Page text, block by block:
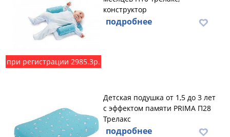
при регистрации 2985.3р.
конструктор
подробнее
Детская подушка от 1,5 до 3 лет
с эффектом памяти PRIMA П28
Трелакс
подробнее